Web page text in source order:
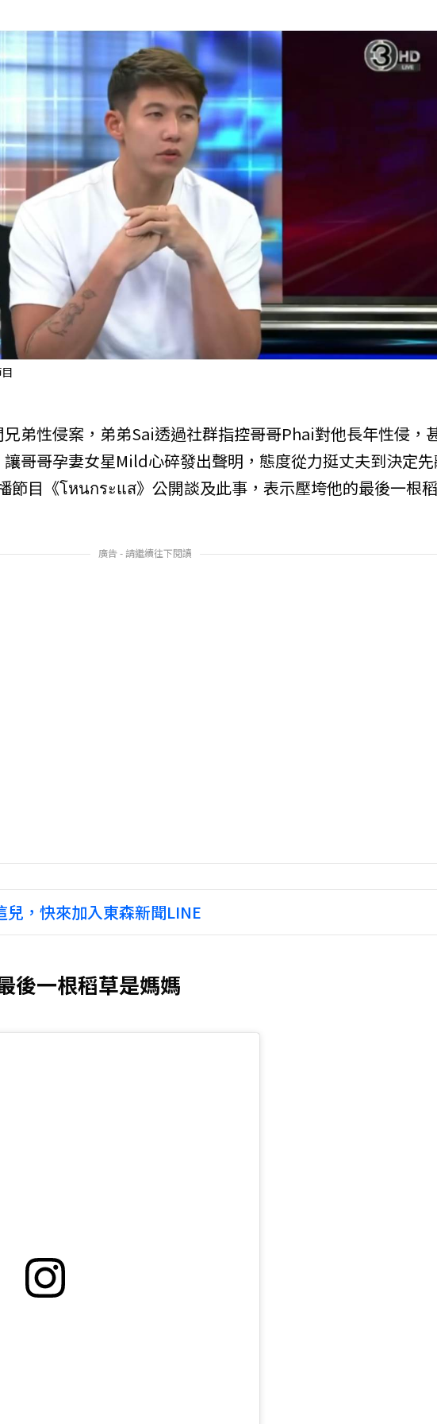
弟性侵案，弟弟Sai透過社群指控哥哥Phai對他長年性侵，
哥哥孕妻女星Mild心碎發出聲明，態度從力挺丈夫到決定
節目《โหนกระแส》公開談及此事，表示壓垮他的最後一根稻
廣告 - 請繼續往下閱讀
兒，快來加入東森新聞LINE
後一根稻草是媽媽